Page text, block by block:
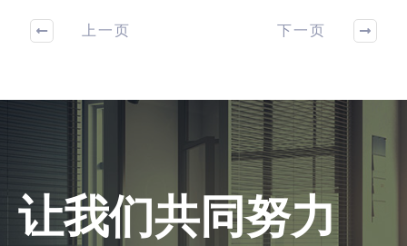
上一页 下一页
让我们共同努力